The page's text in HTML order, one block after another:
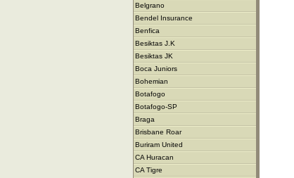
Belgrano
Bendel Insurance
Benfica
Besiktas J.K
Besiktas JK
Boca Juniors
Bohemian
Botafogo
Botafogo-SP
Braga
Brisbane Roar
Buriram United
CA Huracan
CA Tigre